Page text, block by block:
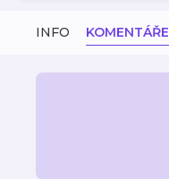
INFO KOMENTÁŘE